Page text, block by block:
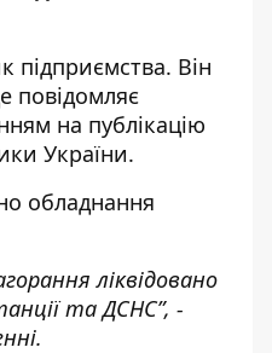
підприємства. Він
повідомляє
на публікацію
України.
обладнання
ліквідовано
та ДСНС”, -